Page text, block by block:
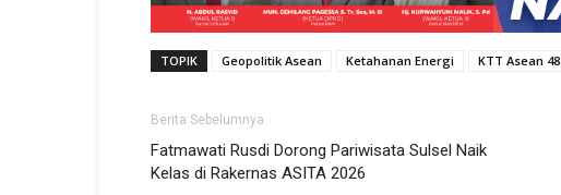
TOPIK Geopolitik Asean Ketahanan Energi KTT Asean 48
Berita Sebelumnya
Fatmawati Rusdi Dorong Pariwisata Sulsel Naik
Kelas di Rakernas ASITA 2026